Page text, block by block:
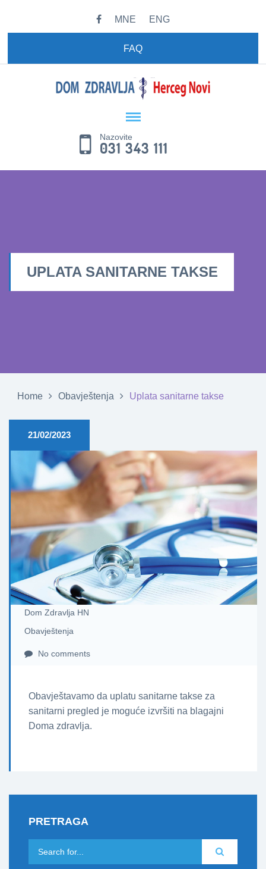
MNE ENG
FAQ
Nazovite
031 343 111
UPLATA SANITARNE TAKSE
Home Obavještenja Uplata sanitarne takse
21/02/2023
Dom Zdravlja HN
Obavještenja
No comments
Obavještavamo da uplatu sanitarne takse za
sanitarni pregled je moguće izvršiti na blagajni
Doma zdravlja.
PRETRAGA